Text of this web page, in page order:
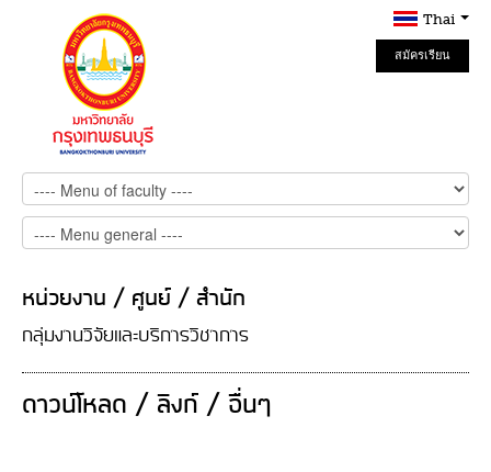
Thai
สมัครเรียน
Online
หน่วยงาน / ศูนย์ / สำนัก
กลุ่มงานวิจัยและบริการวิชาการ
ดาวน์โหลด / ลิงก์ / อื่นๆ